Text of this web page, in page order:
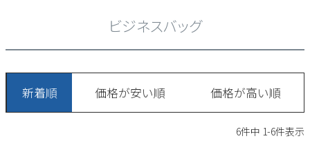
すべての商品
ビジネスバッグ
新着順 価格が安い順 価格が高い順
6件中 1-6件表示